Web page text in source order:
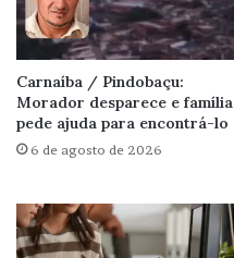
Carnaíba / Pindobaçu:
Morador desparece e família
pede ajuda para encontrá-lo
6 de agosto de 2026